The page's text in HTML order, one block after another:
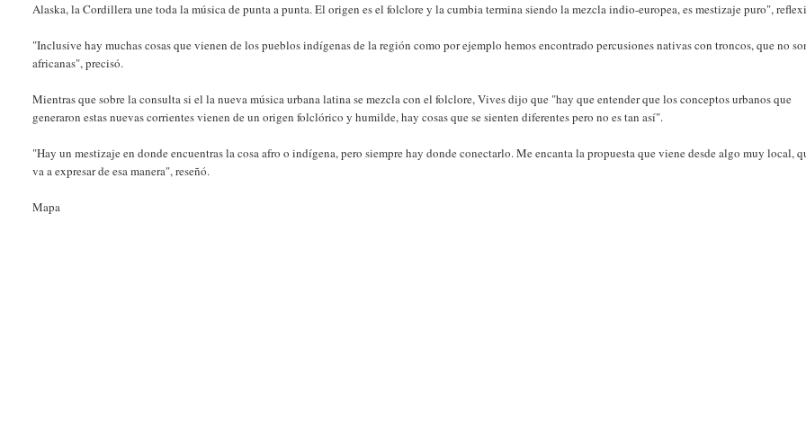
Alaska, la Cordillera une toda la música de punta a punta. El origen es el folclore y la cumbia termina siendo la mezcla indio-europea, es mestizaje puro",
"Inclusive hay muchas cosas que vienen de los pueblos indígenas de la región como por ejemplo hemos encontrado percusiones nativas con troncos, que no
africanas", precisó.
Mientras que sobre la consulta si el la nueva música urbana latina se mezcla con el folclore, Vives dijo que "hay que entender que los conceptos urbanos que
generaron estas nuevas corrientes vienen de un origen folclórico y humilde, hay cosas que se sienten diferentes pero no es tan así".
"Hay un mestizaje en donde encuentras la cosa afro o indígena, pero siempre hay donde conectarlo. Me encanta la propuesta que viene desde algo muy local,
va a expresar de esa manera", reseñó.
Mapa